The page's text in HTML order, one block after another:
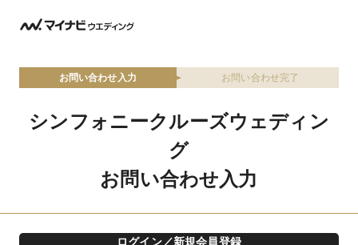
お問い合わせ入力 お問い合わせ完了
シンフォニークルーズウェディン
グ
お問い合わせ入力
ログイン／新規会員登録